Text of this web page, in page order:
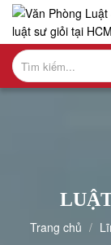
x
GIỚI
THIỆU
CỨU-
Trang chủ